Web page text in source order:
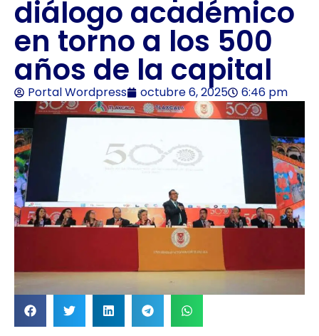
diálogo académico
en torno a los 500
años de la capital
Portal Wordpress octubre 6, 2025 6:46 pm